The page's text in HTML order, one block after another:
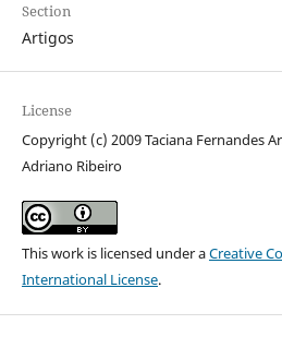
Section
Artigos
License
Copyright (c) 2009 Taciana Fernandes
Adriano Ribeiro
This work is licensed under aCreative
International License.